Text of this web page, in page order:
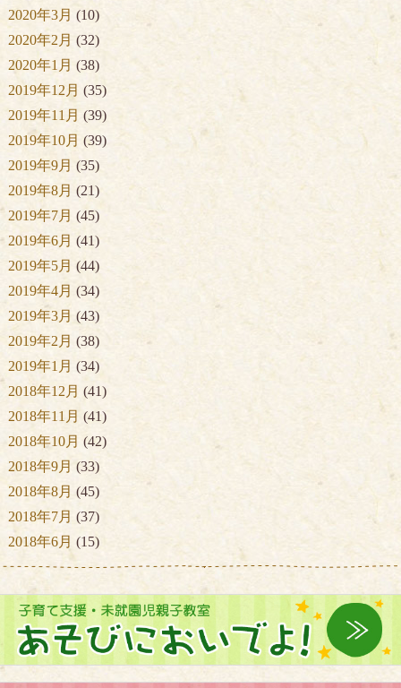
2020年3月 (10)
2020年2月 (32)
2020年1月 (38)
2019年12月 (35)
2019年11月 (39)
2019年10月 (39)
2019年9月 (35)
2019年8月 (21)
2019年7月 (45)
2019年6月 (41)
2019年5月 (44)
2019年4月 (34)
2019年3月 (43)
2019年2月 (38)
2019年1月 (34)
2018年12月 (41)
2018年11月 (41)
2018年10月 (42)
2018年9月 (33)
2018年8月 (45)
2018年7月 (37)
2018年6月 (15)